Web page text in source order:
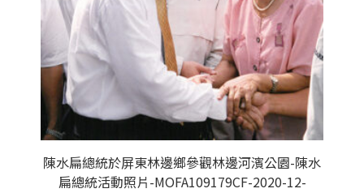
陳水扁總統於屏東林邊鄉參觀林邊河濱公園-陳水
扁總統活動照片-MOFA109179CF-2020-12-